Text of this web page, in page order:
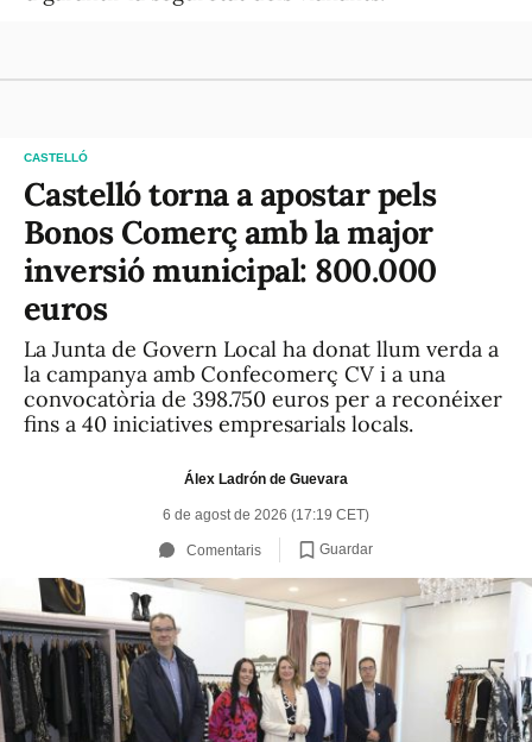
CASTELLÓ
Castelló torna a apostar pels
Bonos Comerç amb la major
inversió municipal: 800.000
euros
La Junta de Govern Local ha donat llum verda a
la campanya amb Confecomerç CV i a una
convocatòria de 398.750 euros per a reconéixer
fins a 40 iniciatives empresarials locals.
Álex Ladrón de Guevara
6 de agost de 2026 (17:19 CET)
Comentaris Guardar